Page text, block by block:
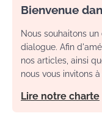
Bienvenue
Nous souhaitons
dialogue. Afin
nos articles, ainsi
nous vous invitons
Lire notre charte